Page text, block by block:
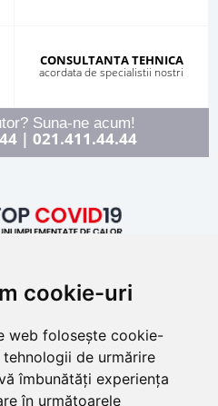
cookie-uri
web folosește cookie-
de urmărire
îmbunătăți experiența
în următoarele
CONSULTANTA TEHNICA
acordata de specialistii nostri
Suna-ne acum!
| 021.411.44.44